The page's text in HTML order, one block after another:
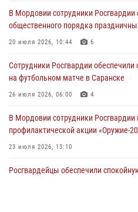
подозреваемого в причинении
05 августа 2026, 12:34
проведения масштабного
05 августа 2026, 09:04 4
В Мордовии сотрудники Росгвардии
общественного порядка
20 июля 2026, 10:44 6
Сотрудники Росгвардии обеспечили
на футбольном матче в Саранске
26 июля 2026, 06:00 4
В Мордовии сотрудники
профилактической акции
23 июля 2026, 13:10
Росгвардейцы обеспечили